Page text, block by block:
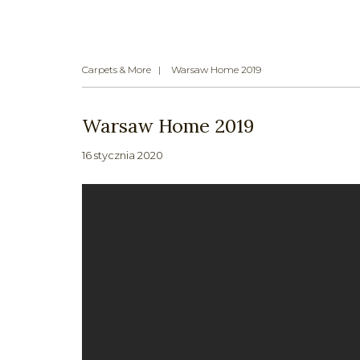
Carpets & More Warsaw Home 2019
Warsaw Home 2019
16 stycznia 2020